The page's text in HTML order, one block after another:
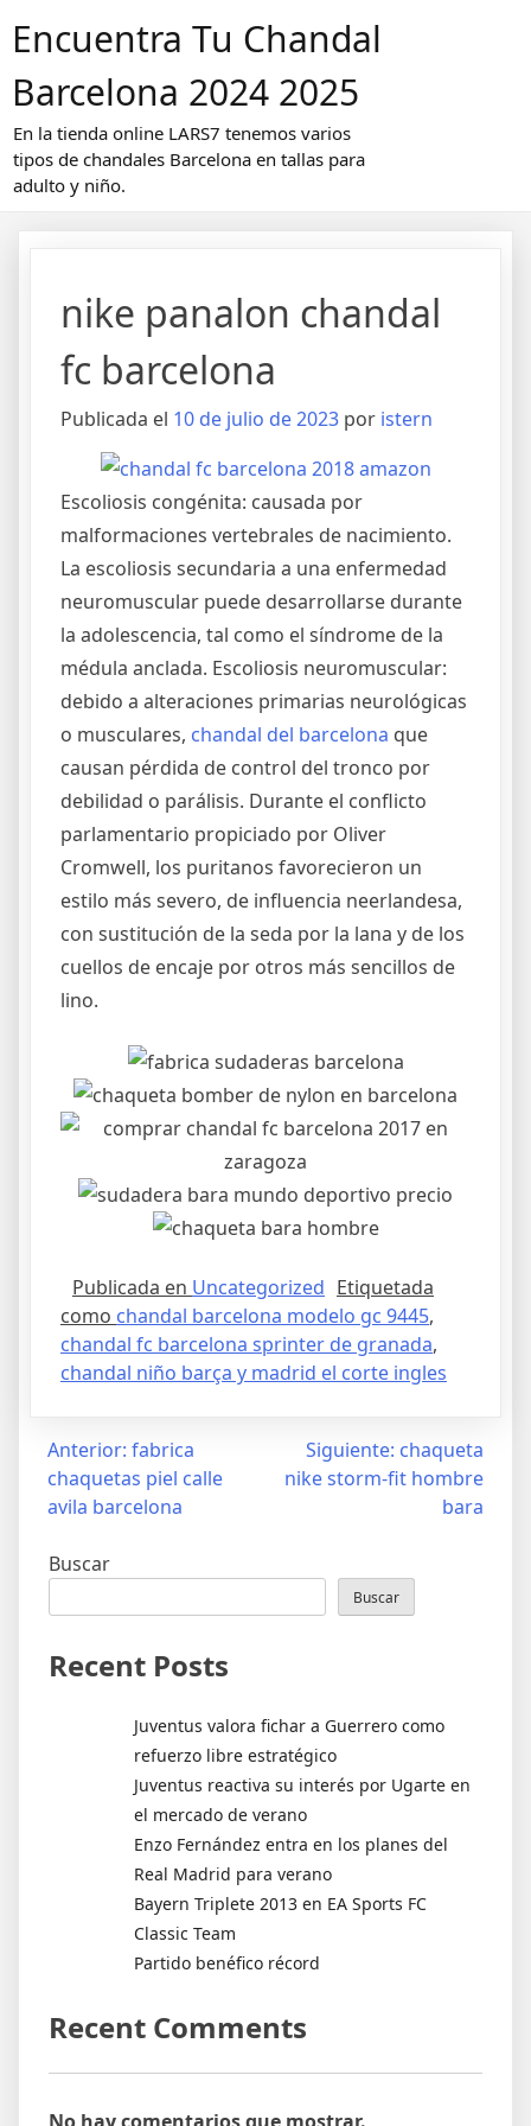
Encuentra Tu Chandal
Barcelona 2024 2025
En la tienda online LARS7 tenemos varios
tipos de chandales Barcelona en tallas para
adulto y niño.
nike panalon chandal
fc barcelona
Publicada el 10 de julio de 2023 por istern
Escoliosis congénita: causada por
malformaciones vertebrales de nacimiento.
La escoliosis secundaria a una enfermedad
neuromuscular puede desarrollarse durante
la adolescencia, tal como el síndrome de la
médula anclada. Escoliosis neuromuscular:
debido a alteraciones primarias neurológicas
o musculares, chandal del barcelona que
causan pérdida de control del tronco por
debilidad o parálisis. Durante el conflicto
parlamentario propiciado por Oliver
Cromwell, los puritanos favorecieron un
estilo más severo, de influencia neerlandesa,
con sustitución de la seda por la lana y de los
cuellos de encaje por otros más sencillos de
lino.
Publicada en Uncategorized Etiquetada
como chandal barcelona modelo gc 9445,
chandal fc barcelona sprinter de granada,
chandal niño barça y madrid el corte ingles
Navegación
Anterior: fabrica
chaquetas piel calle
avila barcelona
Siguiente: chaqueta
nike storm-fit hombre
bara
Buscar
Buscar
Recent Posts
Juventus valora fichar a Guerrero como
refuerzo libre estratégico
Juventus reactiva su interés por Ugarte en
el mercado de verano
Enzo Fernández entra en los planes del
Real Madrid para verano
Bayern Triplete 2013 en EA Sports FC
Classic Team
Partido benéfico récord
Recent Comments